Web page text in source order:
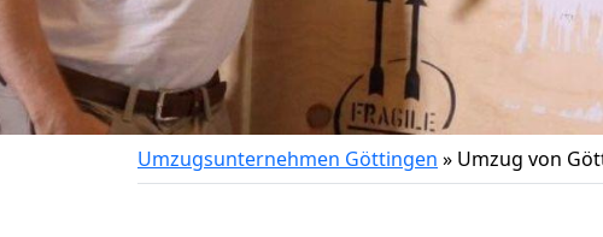
Umzugsunternehmen Göttingen » Umzug von